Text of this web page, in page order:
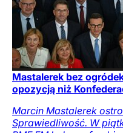
Mastalerek bez
opozycją niż
Marcin Mastalerek
Sprawiedliwość. W